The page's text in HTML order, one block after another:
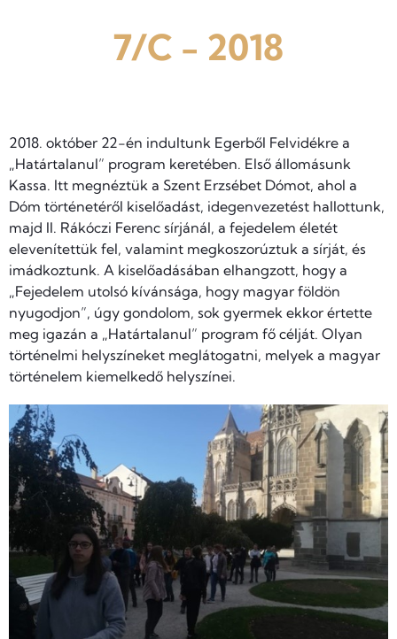
7/C - 2018
2018. október 22-én indultunk Egerből Felvidékre a
„Határtalanul” program keretében. Első állomásunk
Kassa. Itt megnéztük a Szent Erzsébet Dómot, ahol a
Dóm történetéről kiselőadást, idegenvezetést hallottunk,
majd II. Rákóczi Ferenc sírjánál, a fejedelem életét
elevenítettük fel, valamint megkoszorúztuk a sírját, és
imádkoztunk. A kiselőadásában elhangzott, hogy a
„Fejedelem utolsó kívánsága, hogy magyar földön
nyugodjon”, úgy gondolom, sok gyermek ekkor értette
meg igazán a „Határtalanul” program fő célját. Olyan
történelmi helyszíneket meglátogatni, melyek a magyar
történelem kiemelkedő helyszínei.